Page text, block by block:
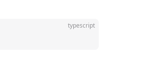
typescript